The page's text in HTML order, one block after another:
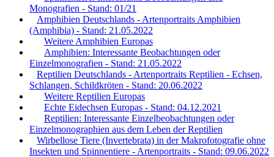
Monografien - Stand: 01/21
Amphibien Deutschlands - Artenportraits Amphibien
(Amphibia) - Stand: 21.05.2022
Weitere Amphibien Europas
Amphibien: Interessante Beobachtungen oder
Einzelmonografien - Stand: 21.05.2022
Reptilien Deutschlands - Artenportraits Reptilien - Echsen,
Schlangen, Schildkröten - Stand: 20.06.2022
Weitere Reptilien Europas
Echte Eidechsen Europas - Stand: 04.12.2021
Reptilien: Interessante Einzelbeobachtungen oder
Einzelmonographien aus dem Leben der Reptilien
Wirbellose Tiere (Invertebrata) in der Makrofotografie ohne
Insekten und Spinnentiere - Artenportraits - Stand: 09.06.2022